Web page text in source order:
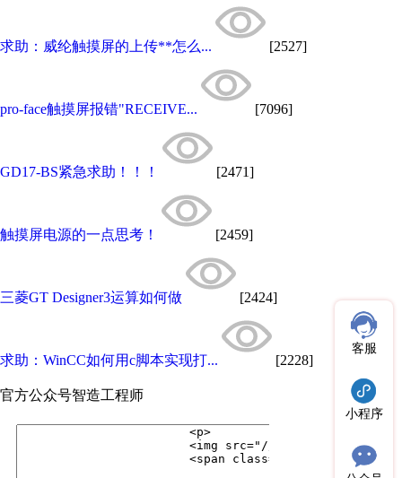
求助：威纶触摸屏的上传**怎么... [2527]
pro-face触摸屏报错"RECEIVE... [7096]
GD17-BS紧急求助！！！ [2471]
触摸屏电源的一点思考！ [2459]
三菱GT Designer3运算如何做 [2424]
求助：WinCC如何用c脚本实现打... [2228]
官方公众号智造工程师
客服
小程序